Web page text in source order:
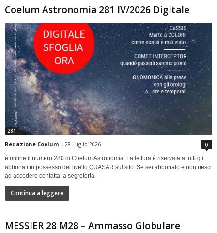
Coelum Astronomia 281 IV/2026 Digitale
281
Redazione Coelum - 28 Luglio 2026 0
è online il numero 280 di Coelum Astronomia. La lettura è riservata a tutti gli
abbonati in possesso del livello QUASAR sul sito. Se sei abbonato e non riesci
ad accedere contatta la segreteria.
Continua a leggere
MESSIER 28 M28 – Ammasso Globulare